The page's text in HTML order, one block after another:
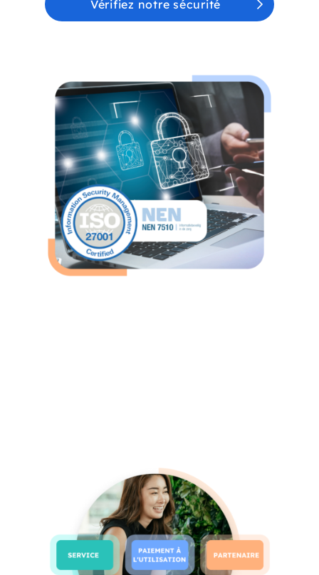
Vérifiez notre sécurité